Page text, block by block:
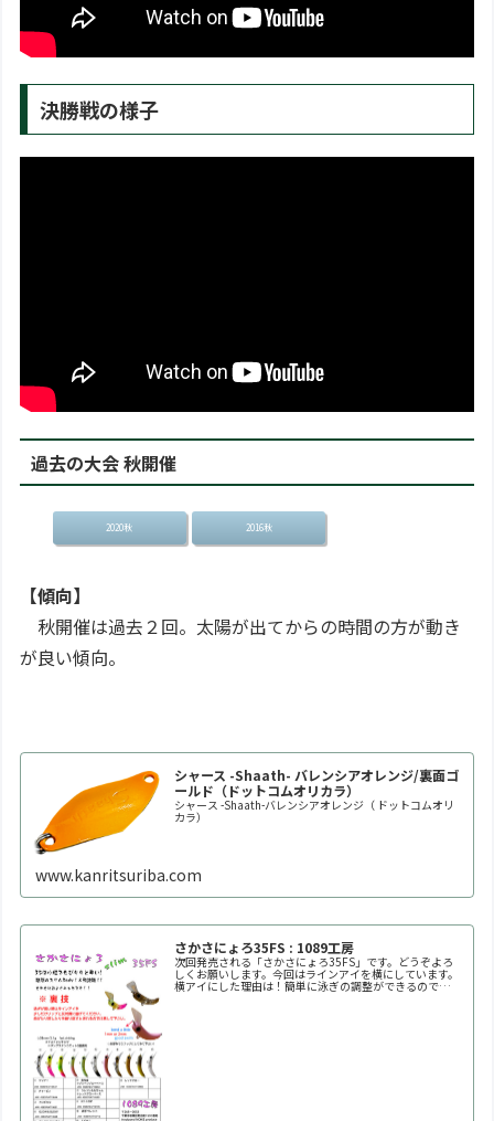
決勝戦の様子
過去の大会 秋開催
2020秋 2016秋
【傾向】
秋開催は過去２回。太陽が出てからの時間の方が動き
が良い傾向。
シャース -Shaath- バレンシアオレンジ/裏面ゴ
ールド（ドットコムオリカラ）
シャース -Shaath-バレンシアオレンジ（ ドットコムオリ
カラ）
www.kanritsuriba.com
さかさにょろ35FS : 1089工房
次回発売される「さかさにょろ35FS」です。どうぞよろ
しくお願いします。今回はラインアイを横にしています。
横アイにした理由は！簡単に泳ぎの調整ができるので
す！！自分好みの泳ぎ方に調整してください。※何回も曲